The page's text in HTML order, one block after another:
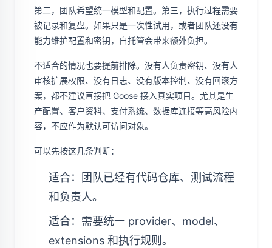
第二，团队希望统一模型和配置。第三，执行过程需要
被记录和复盘。如果只是一次性试用，或者团队还没有
能力维护配置和密钥，自托管会带来额外负担。
不适合的情况也要提前排除。没有人负责密钥、没有人
审核扩展权限、没有日志、没有版本控制、没有回滚方
案，都不建议直接把 Goose 接入真实项目。尤其是生
产配置、客户资料、支付系统、数据库连接等高风险内
容，不应作为默认可访问对象。
可以先按这几条判断：
适合：团队已经有代码仓库、测试流程
和负责人。
适合：需要统一 provider、model、
extensions 和执行规则。